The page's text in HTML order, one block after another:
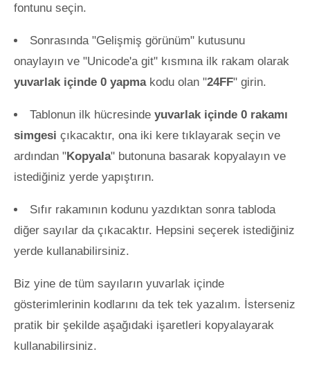
fontunu seçin.
Sonrasında "Gelişmiş görünüm" kutusunu
onaylayın ve "Unicode'a git" kısmına ilk rakam olarak
yuvarlak içinde 0 yapmakodu olan "24FF" girin.
Tablonun ilk hücresinde yuvarlak içinde 0 rakamı
simgesi çıkacaktır, ona iki kere tıklayarak seçin ve
ardından "Kopyala" butonuna basarak kopyalayın ve
istediğiniz yerde yapıştırın.
Sıfır rakamının kodunu yazdıktan sonra tabloda
diğer sayılar da çıkacaktır. Hepsini seçerek istediğiniz
yerde kullanabilirsiniz.
Biz yine de tüm sayıların yuvarlak içinde
gösterimlerinin kodlarını da tek tek yazalım. İsterseniz
pratik bir şekilde aşağıdaki işaretleri kopyalayarak
kullanabilirsiniz.